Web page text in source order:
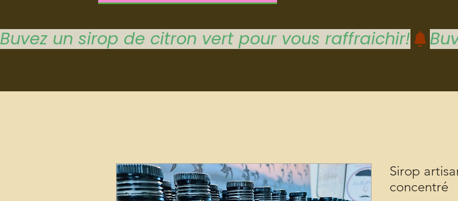
Buvez un sirop de citron vert pour vous raffraichir!
Sirop
concentré